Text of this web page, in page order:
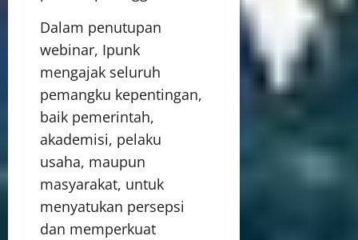
Dalam penutupan
webinar, Ipunk
mengajak seluruh
pemangku kepentingan,
baik pemerintah,
akademisi, pelaku
usaha, maupun
masyarakat, untuk
menyatukan persepsi
dan memperkuat